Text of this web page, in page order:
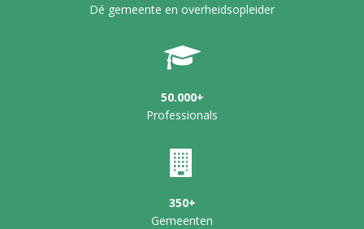
Dé gemeente en overheidsopleider
50.000+
Professionals
350+
Gemeenten